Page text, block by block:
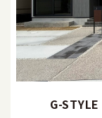
G-STYLE